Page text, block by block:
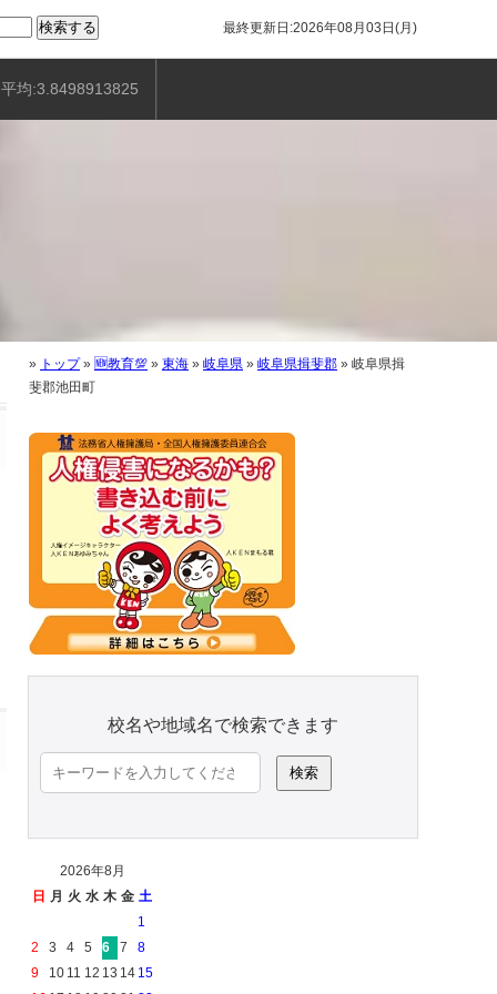
最終更新日:2026年08月03日(月)
平均:3.8498913825
» トップ» 🆕教育💯 » 東海 » 岐阜県 » 岐阜県揖斐郡 » 岐阜県揖
斐郡池田町
校名や地域名で検索できます
検
索:
2026年8月
日 月 火 水 木 金 土
1
2
3 4 5 6 7
8
9
10 11 12 13 14 15